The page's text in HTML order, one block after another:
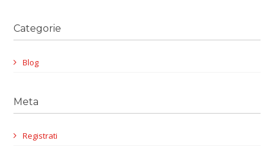
Categorie
Blog
Meta
Registrati